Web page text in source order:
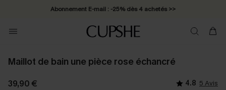
Abonnement E-mail : -25% dès 4 achetés >>
Maillot de bain une pièce rose échancré
39,90 € 4.8 5 Avis